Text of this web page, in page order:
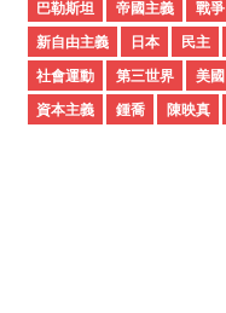
巴勒斯坦
帝國主義 戰爭
新自由主義
日本 民主
社會運動
第三世界 美國
資本主義
鍾喬 陳映真